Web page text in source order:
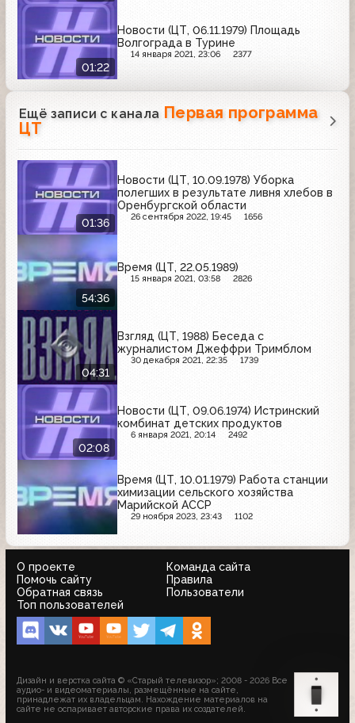
01:22
Новости (ЦТ, 06.11.1979) Площадь
Волгограда в Турине
14 января 2021, 23:06 2377
Ещё записи с канала Первая программа
ЦТ
01:36
Новости (ЦТ, 10.09.1978) Уборка
полегших в результате ливня хлебов в
Оренбургской области
26 сентября 2022, 19:45 1656
54:36
Время (ЦТ, 22.05.1989)
15 января 2021, 03:58 2826
04:31
Взгляд (ЦТ, 1988) Беседа с
журналистом Джеффри Тримблом
30 декабря 2021, 22:35 1739
02:08
Новости (ЦТ, 09.06.1974) Истринский
комбинат детских продуктов
6 января 2021, 20:14 2492
Время (ЦТ, 10.01.1979) Работа станции
химизации сельского хозяйства
Марийской АССР
29 ноября 2023, 23:43 1102
О проекте
Команда сайта
Помочь сайту
Правила
Обратная связь
Пользователи
Топ пользователей
Дизайн и верстка сайта © «Старый телевизор»; 2008 - 2026 Все
аудио- и видеоматериалы, размещённые на сайте,
принадлежат их владельцам. Нахождение материалов на
сайте не оспаривает авторские права их создателей.